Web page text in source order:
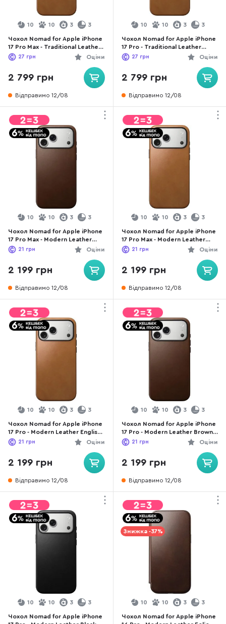
10 10 3 3
Чохол Nomad for Apple iPhone
17 Pro Max - Traditional Leather
English Tan (NM011888858)Оціни
27 грн
2 799 грн
Відправимо 12/08
10 10 3 3
Чохол Nomad for Apple iPhone
17 Pro - Traditional Leather
English Tan (NM011932858)Оціни
27 грн
2 799 грн
Відправимо 12/08
10 10 3 3
Чохол Nomad for Apple iPhone
17 Pro Max - Modern Leather
Brown (NM014278858)
Оціни
21 грн
2 199 грн
Відправимо 12/08
10 10 3 3
Чохол Nomad for Apple iPhone
17 Pro Max - Modern Leather
English Tan (NM014261858)Оціни
21 грн
2 199 грн
Відправимо 12/08
10 10 3 3
Чохол Nomad for Apple iPhone
17 Pro - Modern Leather English
Tan (NM014315858)
Оціни
21 грн
2 199 грн
Відправимо 12/08
10 10 3 3
Чохол Nomad for Apple iPhone
17 Pro - Modern Leather Brown
(NM014322858)
Оціни
21 грн
2 199 грн
Відправимо 12/08
10 10 3 3
Чохол Nomad for Apple iPhone
Знижка -37%
10 10 3 3
Чохол Nomad for Apple iPhone